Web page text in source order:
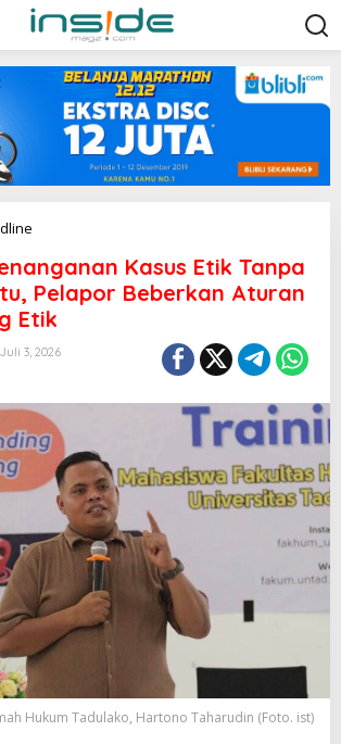
S
e
b
u
t
n
n
n
K
a
s
u
E
i
k
Kasus Etik Tanpa
Pelapor Beberkan Aturan
Etik
Juli 3, 2026
Hukum Tadulako, Hartono Taharudin (Foto. ist)